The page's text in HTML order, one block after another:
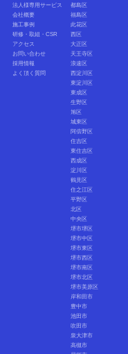
法人様専用サービス
会社概要
施工事例
研修・取組・CSR
アクセス
お問い合わせ
採用情報
よく頂く質問
都島区
福島区
此花区
西区
大正区
天王寺区
浪速区
西淀川区
東淀川区
東成区
生野区
旭区
城東区
阿倍野区
住吉区
東住吉区
西成区
淀川区
鶴見区
住之江区
平野区
北区
中央区
堺市堺区
堺市中区
堺市東区
堺市西区
堺市南区
堺市北区
堺市美原区
岸和田市
豊中市
池田市
吹田市
泉大津市
高槻市